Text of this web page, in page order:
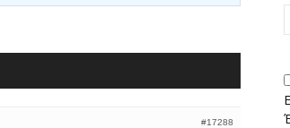
#17288